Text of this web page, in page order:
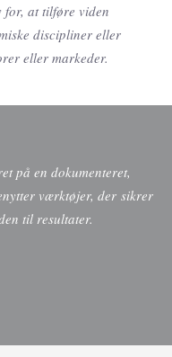
for, at tilføre viden
discipliner eller
eller markeder.
på en dokumenteret,
værktøjer, der sikrer
til resultater.